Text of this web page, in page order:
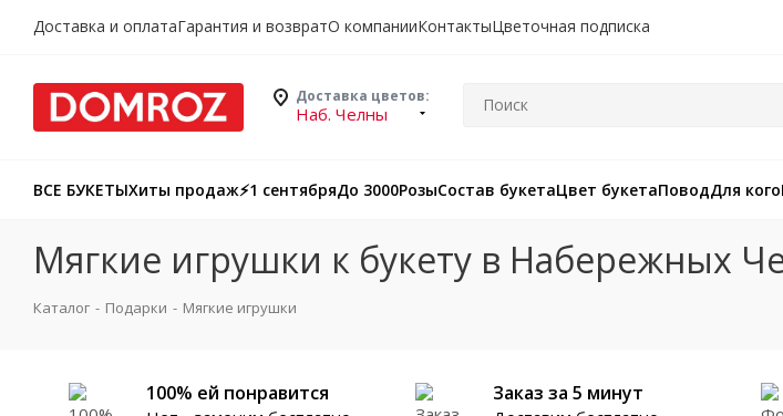
Доставка и оплатаГарантия и возвратО компанииКонтактыЦветочная подписка
Доставка цветов:
Наб. Челны
ВСЕ БУКЕТЫХиты продаж⚡️1 сентябряДо 3000РозыСостав букетаЦвет букетаПоводДля кого
Мягкие игрушки к букету в Набережных
Каталог - Подарки - Мягкие игрушки
100% ей понравится Заказ за 5 минут